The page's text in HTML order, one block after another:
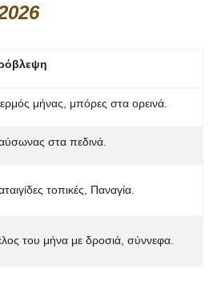
μήνας, μπόρες στα ορεινά.
στα πεδινά.
τοπικές, Παναγία.
του μήνα με δροσιά, σύννεφα.